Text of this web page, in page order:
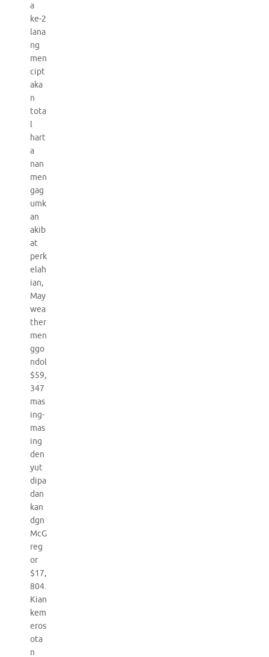
a
ke-2
lana
ng
men
cipt
aka
n
tota
l
hart
a
nan
men
gag
umk
an
akib
at
perk
elah
ian,
May
wea
ther
men
ggo
ndol
$59,
347
mas
ing-
mas
ing
den
yut
dipa
dan
kan
dgn
McG
reg
or
$17,
804.
Kian
kem
eros
ota
n